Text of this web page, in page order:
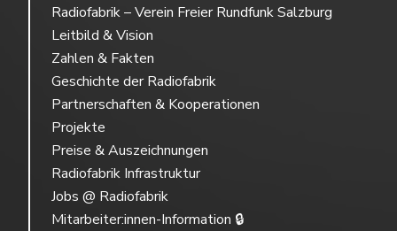
Radiofabrik – Verein Freier Rundfunk Salzburg
Leitbild & Vision
Zahlen & Fakten
Geschichte der Radiofabrik
Partnerschaften & Kooperationen
Projekte
Preise & Auszeichnungen
Radiofabrik Infrastruktur
Jobs @ Radiofabrik
Mitarbeiter:innen-Information 🔒